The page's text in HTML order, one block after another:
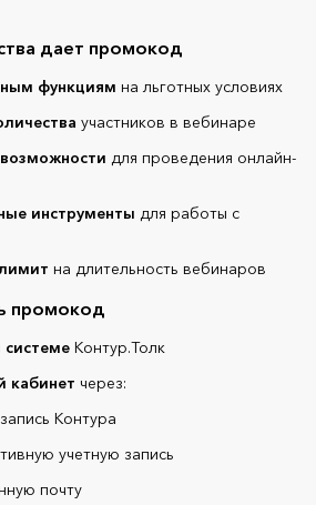
дает промокод
функциям на льготных условиях
участников в вебинаре
для проведения онлайн-
инструменты для работы с
на длительность вебинаров
промокод
системе Контур.Толк
кабинет через:
Контура
учетную запись
почту